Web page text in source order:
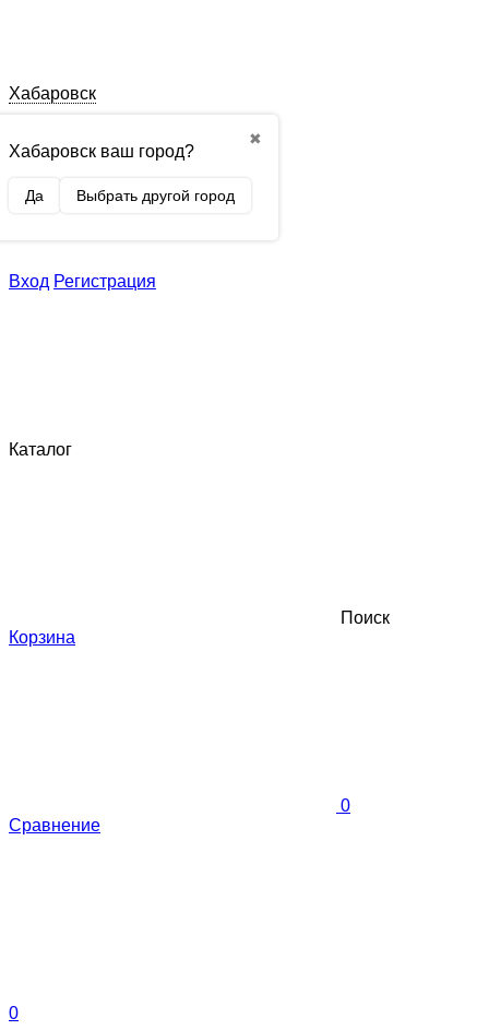
Хабаровск
✖
Хабаровск ваш город?
Да Выбрать другой город
Вход Регистрация
Каталог
Поиск
Корзина
0
Сравнение
0